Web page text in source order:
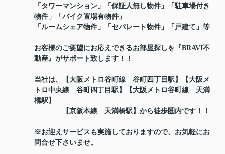
「タワーマンション」「保証人無し物件」「駐車場付き
物件」「バイク置場有物件」
「ルームシェア物件」「セパレート物件」「戸建て」等
お客様のご要望にお応えできるお部屋探しを『BRAVI不
動産』がサポート致します！！
当社は、【大阪メトロ谷町線 谷町四丁目駅】【大阪メ
トロ中央線 谷町四丁目駅】【大阪メトロ谷町線 天満
橋駅】
【京阪本線 天満橋駅】から徒歩圏内です！！
※お迎えサービスも実施しておりますので、お気軽にお
問合せ下さいませ。